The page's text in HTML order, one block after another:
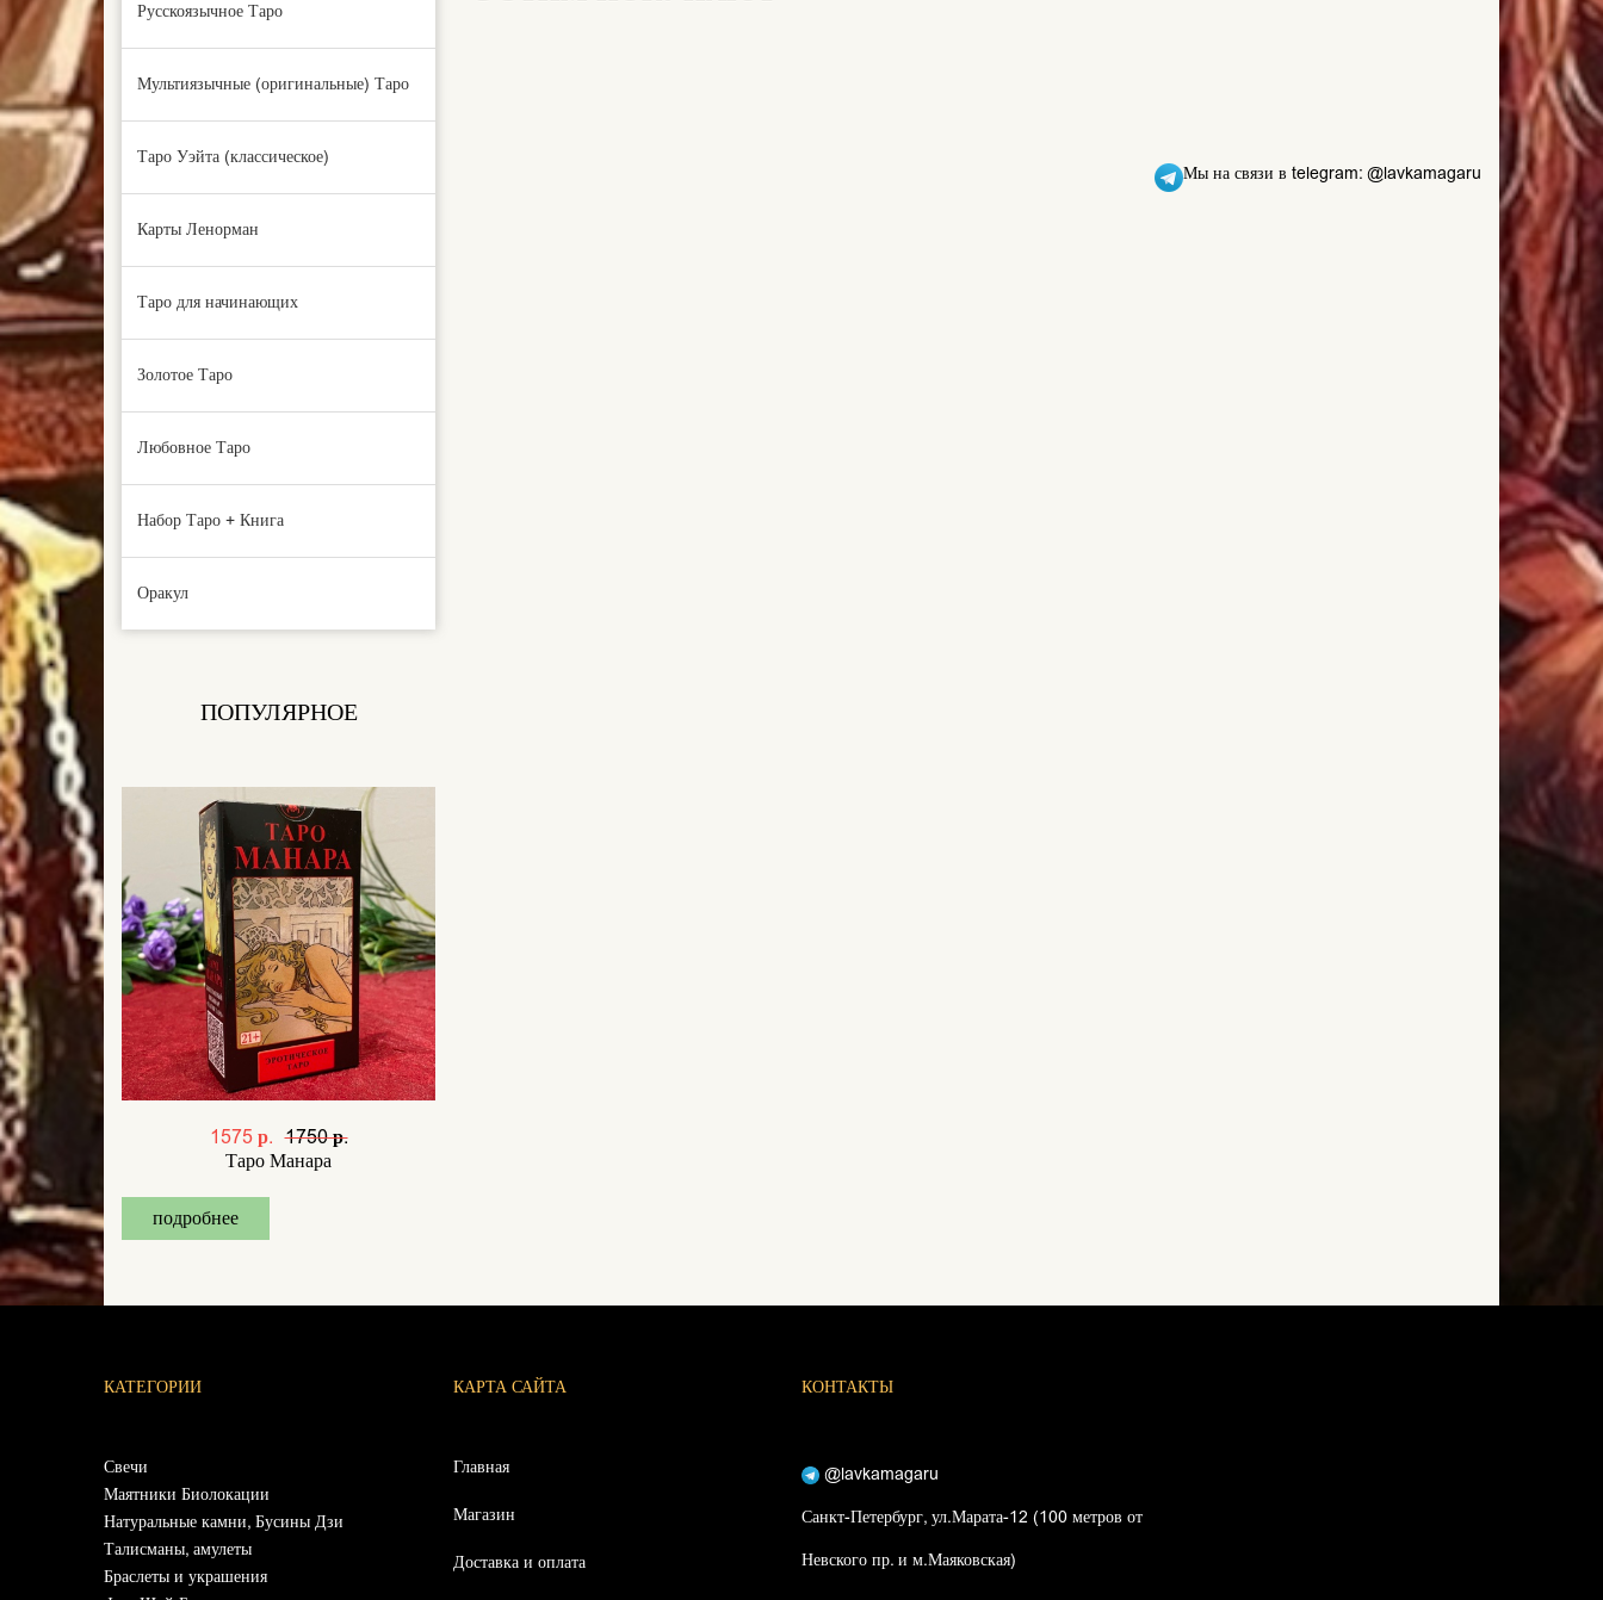
Русскоязычное Таро
Мультиязычные (оригинальные) Таро
Таро Уэйта (классическое)
Карты Ленорман
Таро для начинающих
Золотое Таро
Любовное Таро
Набор Таро + Книга
Оракул
ПОПУЛЯРНОЕ
1575 р. 1750 р.
Таро Манара
подробнее
Мы на связи в telegram: @lavkamagaru
КАТЕГОРИИ
Свечи
Маятники Биолокации
Натуральные камни, Бусины Дзи
Талисманы, амулеты
Браслеты и украшения
КАРТА САЙТА
Главная
Магазин
Доставка и оплата
КОНТАКТЫ
@lavkamagaru
Санкт-Петербург, ул.Марата-12 (100 метров от
Невского пр. и м.Маяковская)